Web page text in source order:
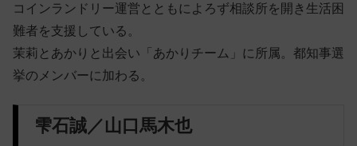
コインランドリー運営とともによろず相談所を開き生活困
難者を支援している。
茉莉とあかりと出会い「あかりチーム」に所属。都知事選
挙のメンバーに加わる。
雫石誠／山口馬木也